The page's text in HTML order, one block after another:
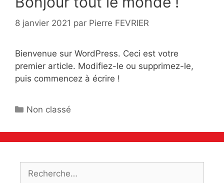
8 janvier 2021 par Pierre FEVRIER
Bienvenue sur WordPress. Ceci est votre
premier article. Modifiez-le ou supprimez-le,
puis commencez à écrire !
Catégories
Non classé